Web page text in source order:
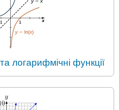
логарифмічні функції